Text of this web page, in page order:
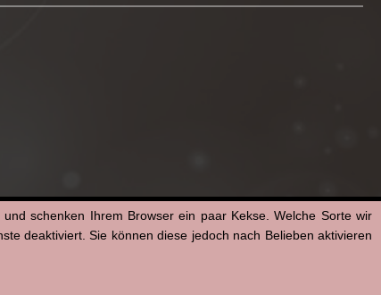
schenken Ihrem Browser ein paar Kekse. Welche Sorte wir
deaktiviert. Sie können diese jedoch nach Belieben aktivieren